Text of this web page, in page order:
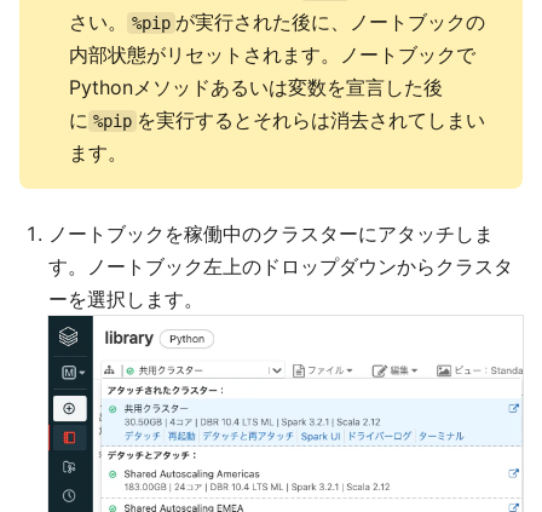
さい。
%pip が実行された後に、ノートブックの
内部状態がリセットされます。ノートブックで
Pythonメソッドあるいは変数を宣言した後
に %pip を実行するとそれらは消去されてしまい
ます。
ノートブックを稼働中のクラスターにアタッチしま
す。ノートブック左上のドロップダウンからクラスタ
ーを選択します。